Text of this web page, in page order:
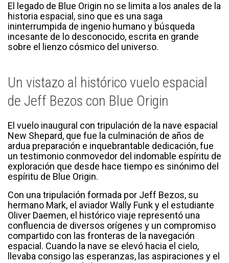
El legado de Blue Origin no se limita a los anales de la
historia espacial, sino que es una saga
ininterrumpida de ingenio humano y búsqueda
incesante de lo desconocido, escrita en grande
sobre el lienzo cósmico del universo.
Un vistazo al histórico vuelo espacial
de Jeff Bezos con Blue Origin
El vuelo inaugural con tripulación de la nave espacial
New Shepard, que fue la culminación de años de
ardua preparación e inquebrantable dedicación, fue
un testimonio conmovedor del indomable espíritu de
exploración que desde hace tiempo es sinónimo del
espíritu de Blue Origin.
Con una tripulación formada por Jeff Bezos, su
hermano Mark, el aviador Wally Funk y el estudiante
Oliver Daemen, el histórico viaje representó una
confluencia de diversos orígenes y un compromiso
compartido con las fronteras de la navegación
espacial. Cuando la nave se elevó hacia el cielo,
llevaba consigo las esperanzas, las aspiraciones y el